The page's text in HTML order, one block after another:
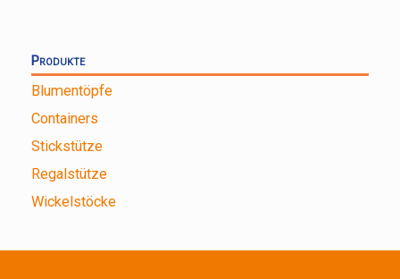
Produkte
Blumentöpfe
Containers
Stickstütze
Regalstütze
Wickelstöcke